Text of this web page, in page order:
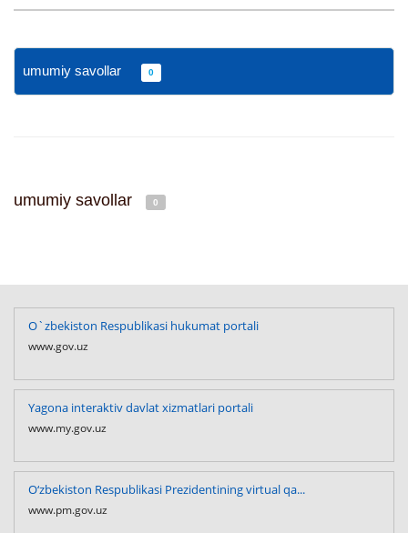
umumiy savollar 0
umumiy savollar 0
O`zbekiston Respublikasi hukumat portali
www.gov.uz
Yagona interaktiv davlat xizmatlari portali
www.my.gov.uz
O‘zbekiston Respublikasi Prezidentining virtual qa...
www.pm.gov.uz